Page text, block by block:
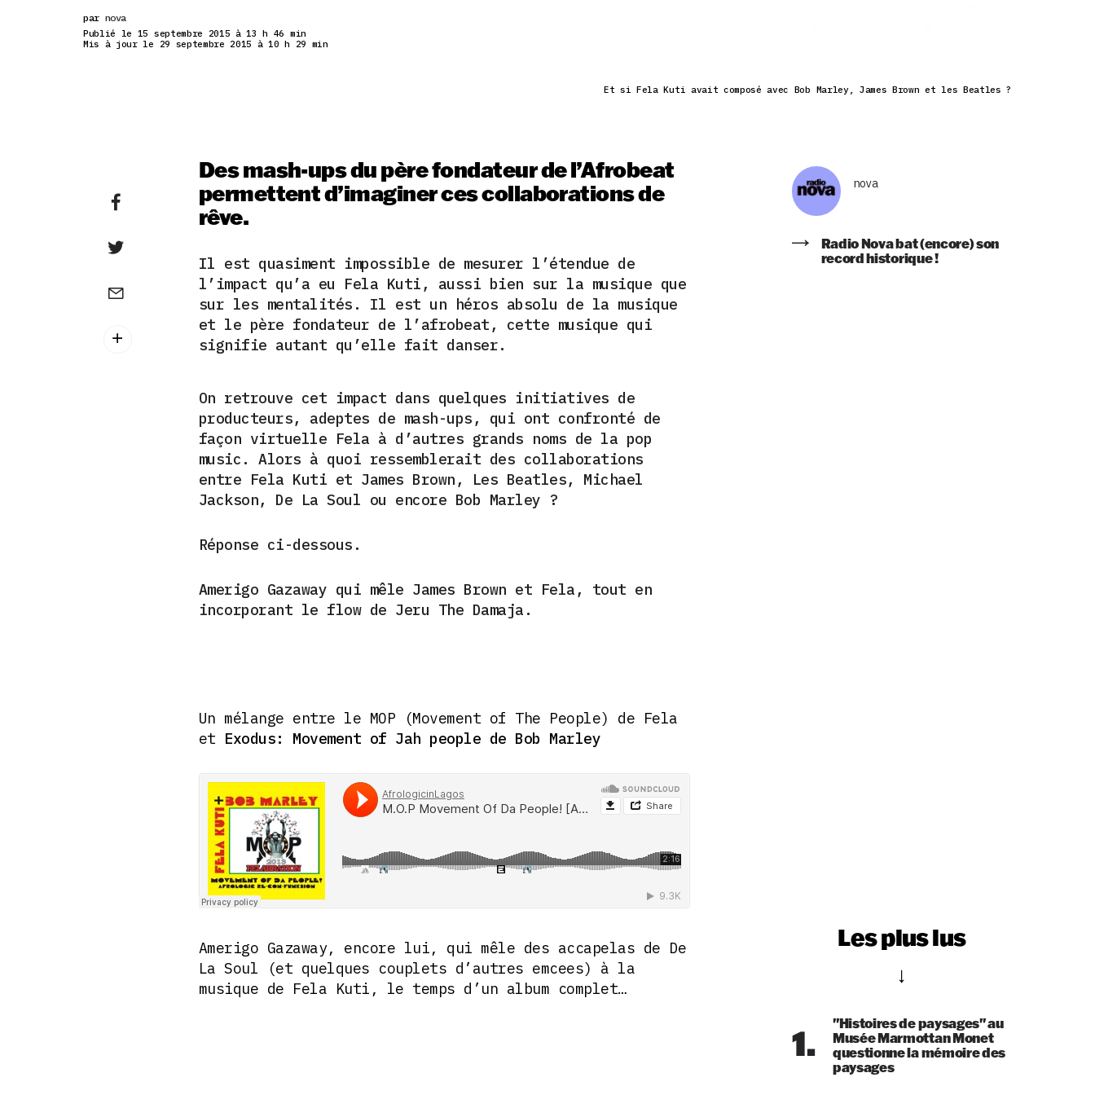
par nova
Publié le 15 septembre 2015 à 13 h 46 min
Mis à jour le 29 septembre 2015 à 10 h 29 min
Et si Fela Kuti avait composé avec Bob Marley, James Brown et les Beatles ?
Des mash-ups du père fondateur de l’Afrobeat
permettent d’imaginer ces collaborations de
rêve.
Il est quasiment impossible de mesurer l’étendue de
l’impact qu’a eu Fela Kuti, aussi bien sur la musique que
sur les mentalités. Il est un héros absolu de la musique
et le père fondateur de l’afrobeat, cette musique qui
signifie autant qu’elle fait danser.
On retrouve cet impact dans quelques initiatives de
producteurs, adeptes de mash-ups, qui ont confronté de
façon virtuelle Fela à d’autres grands noms de la pop
music. Alors à quoi ressemblerait des collaborations
entre Fela Kuti et James Brown, Les Beatles, Michael
Jackson, De La Soul ou encore Bob Marley ?
Réponse ci-dessous.
Amerigo Gazaway qui mêle James Brown et Fela, tout en
incorporant le flow de Jeru The Damaja.
Un mélange entre le MOP (Movement of The People) de Fela
et Exodus: Movement of Jah people de Bob Marley
Amerigo Gazaway, encore lui, qui mêle des accapelas de De
La Soul (et quelques couplets d’autres emcees) à la
musique de Fela Kuti, le temps d’un album complet…
nova
Radio Nova bat (encore) son
record historique !
Les plus lus
1.
"Histoires de paysages" au
Musée Marmottan Monet
questionne la mémoire des
paysages